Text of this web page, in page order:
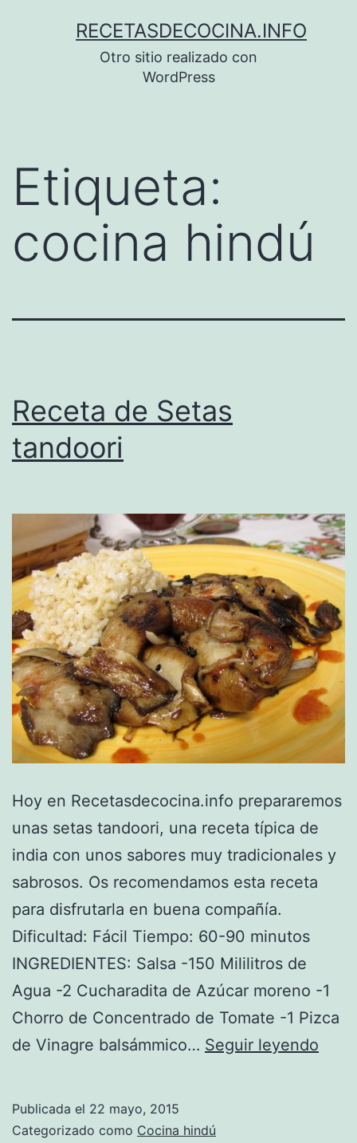
RECETASDECOCINA.INFO
Otro sitio realizado con
WordPress
Etiqueta:
cocina hindú
Receta de Setas
tandoori
Hoy en Recetasdecocina.info prepararemos
unas setas tandoori, una receta típica de
india con unos sabores muy tradicionales y
sabrosos. Os recomendamos esta receta
para disfrutarla en buena compañía.
Dificultad: Fácil Tiempo: 60-90 minutos
INGREDIENTES: Salsa -150 Mililitros de
Agua -2 Cucharadita de Azúcar moreno -1
Chorro de Concentrado de Tomate -1 Pizca
de Vinagre balsámmico… Seguir leyendo
Publicada el 22 mayo, 2015
Categorizado como Cocina hindú